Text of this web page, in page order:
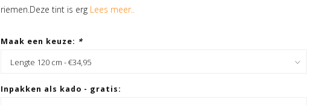
riemen.Deze tint is erg Lees meer..
Maak een keuze: *
Inpakken als kado - gratis: